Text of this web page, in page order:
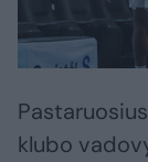
klubo